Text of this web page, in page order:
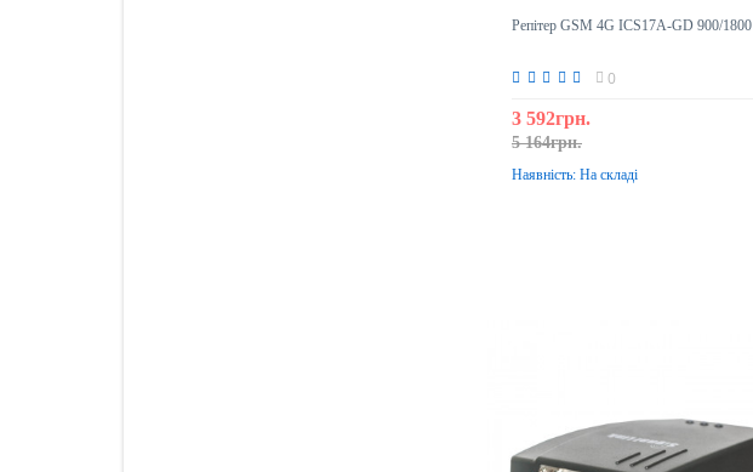
Репітер GSM 4G ICS17A-GD 900/1800
0
3 592грн.
5 164грн.
До кошика
Наявність: На складі